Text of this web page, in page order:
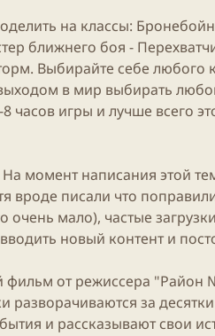
на классы:
ближнего боя -
Выбирайте себе
в мир выбирать
игры и лучше всего
момент написания этой
писали что
очень мало), частые
новый контент и
фильм от режиссера
за
и рассказывают свои